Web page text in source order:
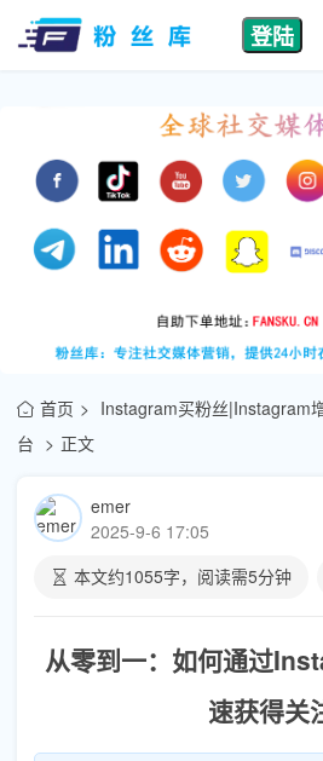
登陆
首页
Instagram买粉丝|Instagram
台
正文
emer
2025-9-6 17:05
本文约1055字，阅读需5分钟
从零到一：如何通过
速获得关